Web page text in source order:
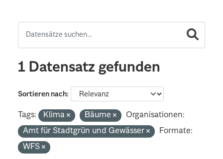
1 Datensatz gefunden
Sortieren nach
Tags: Klima Bäume
Organisationen:
Amt für Stadtgrün und Gewässer
Formate:
WFS